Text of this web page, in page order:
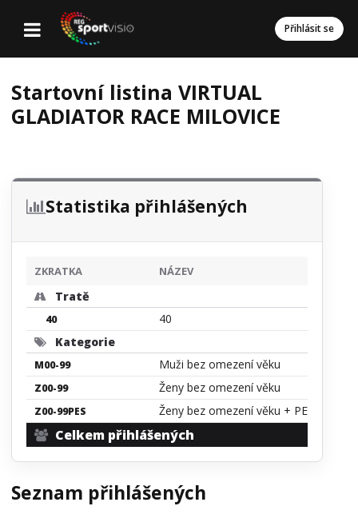
Přihlásit se
Startovní listina VIRTUAL
GLADIATOR RACE MILOVICE
Statistika přihlášených
ZKRATKA NÁZEV
Tratě
40
40
Kategorie
M00-99 Muži bez omezení věku
Z00-99 Ženy bez omezení věku
Z00-99PES Ženy bez omezení věku + PES
Celkem přihlášených
Seznam přihlášených